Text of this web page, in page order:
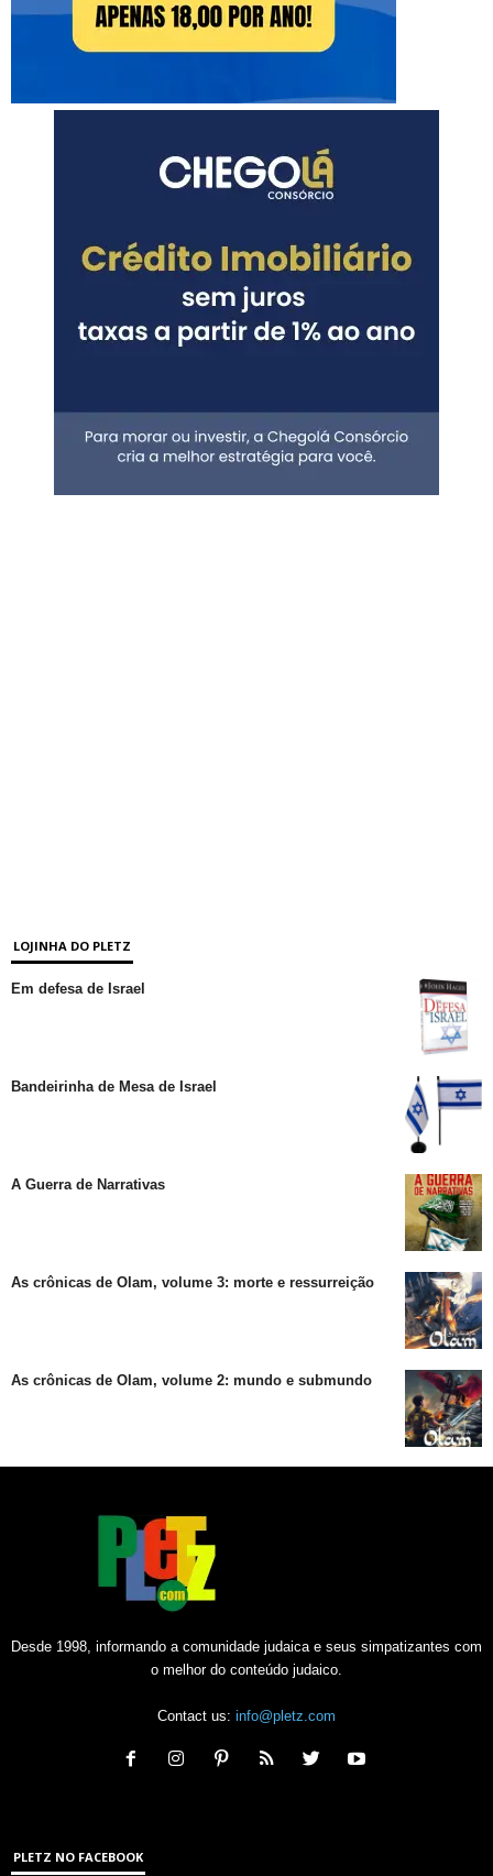
LOJINHA DO PLETZ
Em defesa de Israel
Bandeirinha de Mesa de Israel
A Guerra de Narrativas
As crônicas de Olam, volume 3: morte e ressurreição
As crônicas de Olam, volume 2: mundo e submundo
Desde 1998, informando a comunidade judaica e seus simpatizantes com
o melhor do conteúdo judaico.
Contact us: info@pletz.com
PLETZ NO FACEBOOK